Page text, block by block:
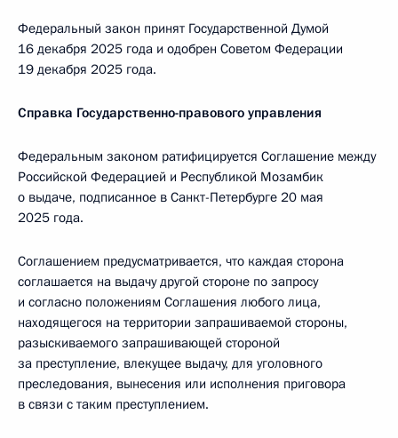
Федеральный закон принят Государственной Думой
16 декабря 2025 года и одобрен Советом Федерации
19 декабря 2025 года.
Справка Государственно-правового управления
Федеральным законом ратифицируется Соглашение между
Российской Федерацией и Республикой Мозамбик
о выдаче, подписанное в Санкт-Петербурге 20 мая
2025 года.
Соглашением предусматривается, что каждая сторона
соглашается на выдачу другой стороне по запросу
и согласно положениям Соглашения любого лица,
находящегося на территории запрашиваемой стороны,
разыскиваемого запрашивающей стороной
за преступление, влекущее выдачу, для уголовного
преследования, вынесения или исполнения приговора
в связи с таким преступлением.